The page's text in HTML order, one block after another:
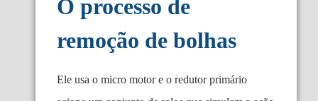
O processo de
remoção de bolhas
Ele usa o micro motor e o redutor primário